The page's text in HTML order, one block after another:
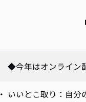
◆今年はオンライン
・ いいとこ取り：自